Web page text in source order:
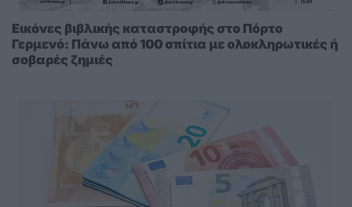
Εικόνες βιβλικής καταστροφής στο Πόρτο
Γερμενό: Πάνω από 100 σπίτια με ολοκληρωτικές ή
σοβαρές ζημιές